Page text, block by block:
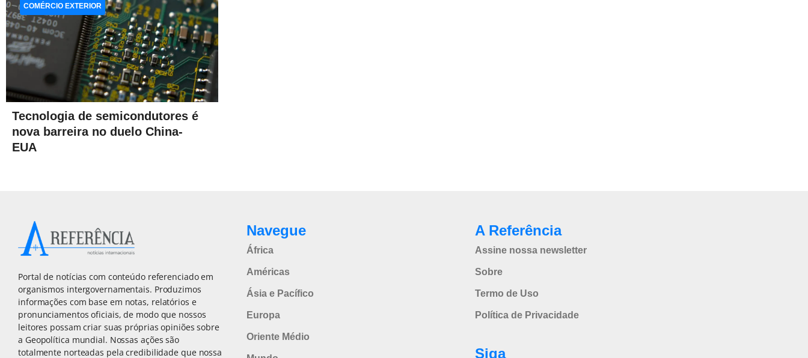
Tecnologia de semicondutores é
nova barreira no duelo China-
EUA
COMÉRCIO EXTERIOR
Portal de notícias com conteúdo referenciado em
organismos intergovernamentais. Produzimos
informações com base em notas, relatórios e
pronunciamentos oficiais, de modo que nossos
leitores possam criar suas próprias opiniões sobre
a Geopolítica mundial. Nossas ações são
totalmente norteadas pela credibilidade que nossa
Navegue
África
Américas
Ásia e Pacífico
Europa
Oriente Médio
A Referência
Assine nossa newsletter
Sobre
Termo de Uso
Política de Privacidade
Siga